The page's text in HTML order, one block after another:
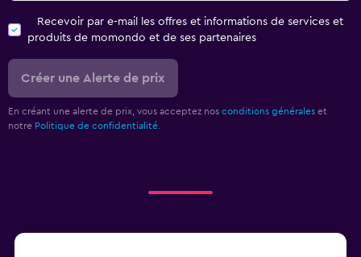
Recevoir par e-mail les offres et informations de services et
produits de momondo et de ses partenaires
Créer une Alerte de prix
En créant une alerte de prix, vous acceptez nos conditions générales et
notre Politique de confidentialité.